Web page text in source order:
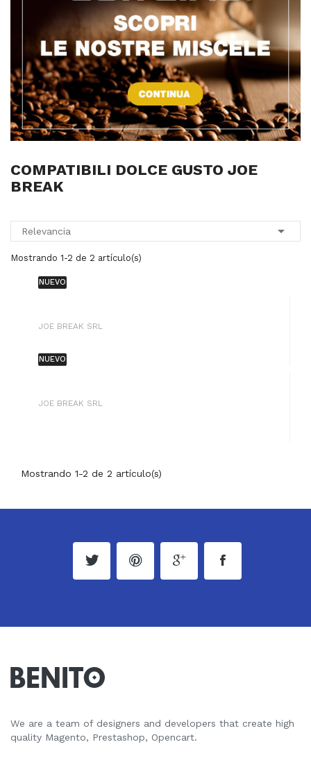
COMPATIBILI DOLCE GUSTO JOE
BREAK
Relevancia 
Mostrando 1-2 de 2 artículo(s)
NUEVO
JOE BREAK SRL
NUEVO
JOE BREAK SRL
Mostrando 1-2 de 2 artículo(s)
We are a team of designers and developers that create high
quality Magento, Prestashop, Opencart.